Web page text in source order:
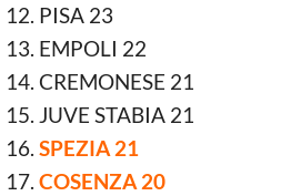
PISA 23
EMPOLI 22
CREMONESE 21
JUVE STABIA 21
SPEZIA 21
COSENZA 20